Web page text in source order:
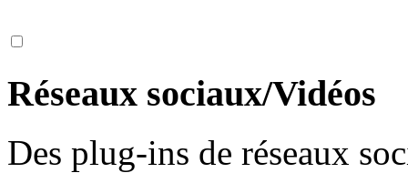
Réseaux sociaux/Vidéos
Des plug-ins de réseaux